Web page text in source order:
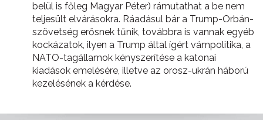
belül is főleg Magyar Péter) rámutathat a be nem
teljesült elvárásokra. Ráadásul bár a Trump-Orbán-
szövetség erősnek tűnik, továbbra is vannak egyéb
kockázatok, ilyen a Trump által ígért vámpolitika, a
NATO-tagállamok kényszerítése a katonai
kiadások emelésére, illetve az orosz-ukrán háború
kezelésének a kérdése.